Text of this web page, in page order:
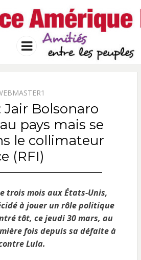
FRANCE
AMERIQUE
Solidarité international et Amitiés
entre les peuples
Menu
Bolsonaro
pays mais se
le collimateur
(RFI)
trois mois aux États-Unis,
à jouer un rôle politique
tôt, ce jeudi 30 mars, au
fois depuis sa défaite à
Lula.